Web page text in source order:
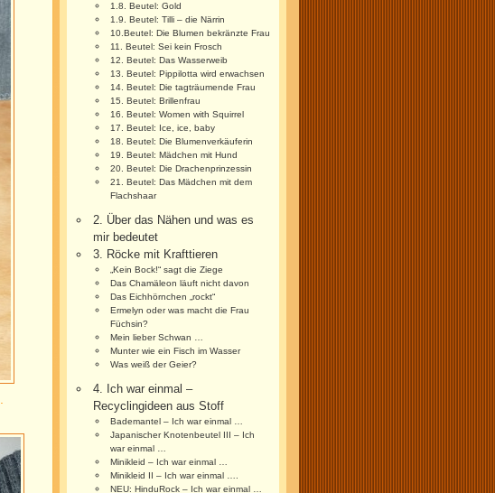
1.8. Beutel: Gold
1.9. Beutel: Tilli – die Närrin
10.Beutel: Die Blumen bekränzte Frau
11. Beutel: Sei kein Frosch
12. Beutel: Das Wasserweib
13. Beutel: Pippilotta wird erwachsen
14. Beutel: Die tagträumende Frau
15. Beutel: Brillenfrau
16. Beutel: Women with Squirrel
17. Beutel: Ice, ice, baby
18. Beutel: Die Blumenverkäuferin
19. Beutel: Mädchen mit Hund
20. Beutel: Die Drachenprinzessin
21. Beutel: Das Mädchen mit dem
Flachshaar
2. Über das Nähen und was es
mir bedeutet
3. Röcke mit Krafttieren
„Kein Bock!“ sagt die Ziege
Das Chamäleon läuft nicht davon
Das Eichhörnchen „rockt“
Ermelyn oder was macht die Frau
Füchsin?
Mein lieber Schwan …
Munter wie ein Fisch im Wasser
Was weiß der Geier?
4. Ich war einmal –
Recyclingideen aus Stoff
Bademantel – Ich war einmal …
Japanischer Knotenbeutel III – Ich
war einmal …
Minikleid – Ich war einmal …
Minikleid II – Ich war einmal ….
NEU: HinduRock – Ich war einmal …